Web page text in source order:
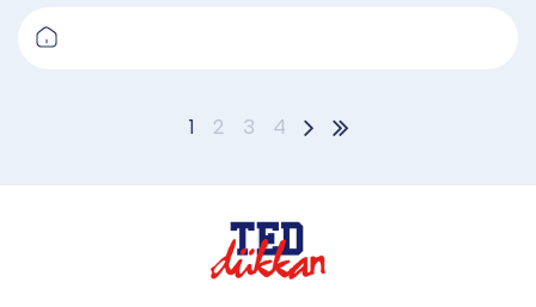
BARDAK ALTLIĞI & MAGNET
1 2 3 4